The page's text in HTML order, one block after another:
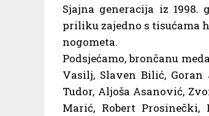
Sjajna generacija iz
priliku zajedno s tisućama
nogometa.
Podsjećamo, brončanu
Vasilj, Slaven Bilić,
Tudor, Aljoša Asanović,
Marić, Robert